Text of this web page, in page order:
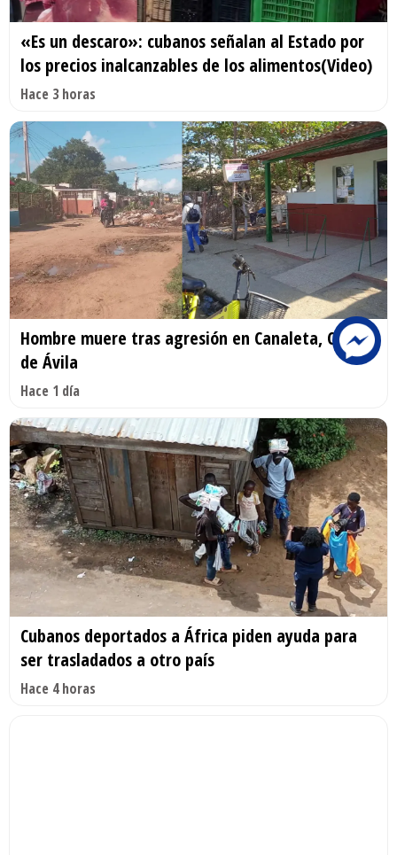
«Es un descaro»: cubanos señalan al Estado por
los precios inalcanzables de los alimentos(Video)
Hace 3 horas
Hombre muere tras agresión en Canaleta, Ciego
de Ávila
Hace 1 día
Cubanos deportados a África piden ayuda para
ser trasladados a otro país
Hace 4 horas